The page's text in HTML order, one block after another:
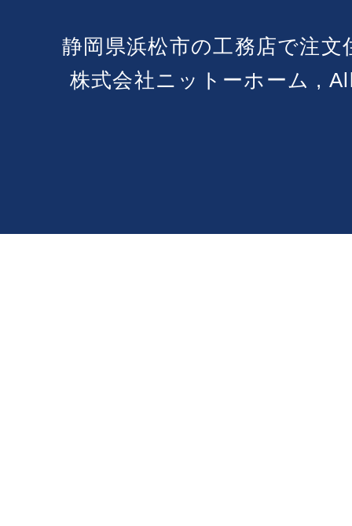
静岡県浜松市の工務店で注
株式会社ニットーホーム ,